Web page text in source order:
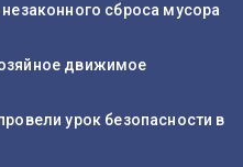
сброса мусора
движимое
урок безопасности в